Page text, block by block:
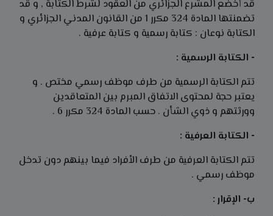
قد أخضع المشرع الجزائري من العقود لشرط الكتابة , و قد
تضمنتها المادة 324 مكرر 1 من القانون المدني الجزائري و
الكتابة نوعان : كتابة رسمية و كتابة عرفية .
- الكتابة الرسمية :
تتم الكتابة الرسمية من طرف موظف رسمي مختص . و
يعتبر حجة لمحتوى الاتفاق المبرم بين المتعاقدين
وورثتهم و ذوي الشأن . حسب المادة 324 مكرر 6 .
- الكتابة العرفية :
تتم الكتابة العرفية من طرف الأفراد فيما بينهم دون تدخل
موظف رسمي .
ب- الإقرار :